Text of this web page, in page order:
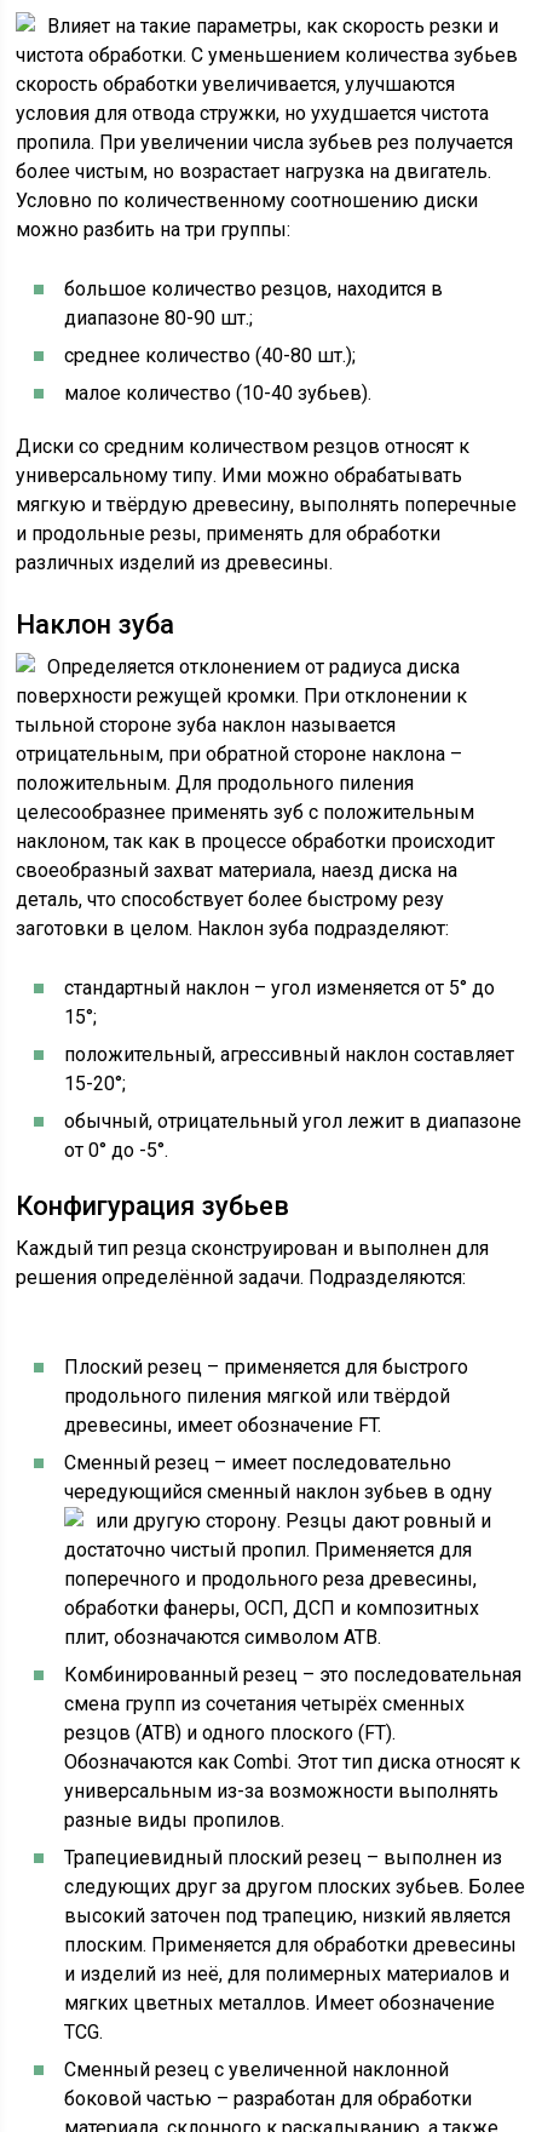
Влияет на такие параметры, как скорость резки и
чистота обработки. С уменьшением количества зубьев
скорость обработки увеличивается, улучшаются
условия для отвода стружки, но ухудшается чистота
пропила. При увеличении числа зубьев рез получается
более чистым, но возрастает нагрузка на двигатель.
Условно по количественному соотношению диски
можно разбить на три группы:
большое количество резцов, находится в
диапазоне 80-90 шт.;
среднее количество (40-80 шт.);
малое количество (10-40 зубьев).
Диски со средним количеством резцов относят к
универсальному типу. Ими можно обрабатывать
мягкую и твёрдую древесину, выполнять поперечные
и продольные резы, применять для обработки
различных изделий из древесины.
Наклон зуба
Определяется отклонением от радиуса диска
поверхности режущей кромки. При отклонении к
тыльной стороне зуба наклон называется
отрицательным, при обратной стороне наклона –
положительным. Для продольного пиления
целесообразнее применять зуб с положительным
наклоном, так как в процессе обработки происходит
своеобразный захват материала, наезд диска на
деталь, что способствует более быстрому резу
заготовки в целом. Наклон зуба подразделяют:
стандартный наклон – угол изменяется от 5° до
15°;
положительный, агрессивный наклон составляет
15-20°;
обычный, отрицательный угол лежит в диапазоне
от 0° до -5°.
Конфигурация зубьев
Каждый тип резца сконструирован и выполнен для
решения определённой задачи. Подразделяются:
Плоский резец – применяется для быстрого
продольного пиления мягкой или твёрдой
древесины, имеет обозначение FT.
Сменный резец – имеет последовательно
чередующийся сменный наклон зубьев в одну
илидругую сторону. Резцы дают ровный и
достаточно чистый пропил. Применяется для
поперечного и продольного реза древесины,
обработки фанеры, ОСП, ДСП и композитных
плит, обозначаются символом ATB.
Комбинированный резец – это последовательная
смена групп из сочетания четырёх сменных
резцов (ATB) и одного плоского (FT).
Обозначаются как Combi. Этот тип диска относят к
универсальным из-за возможности выполнять
разные виды пропилов.
Трапециевидный плоский резец – выполнен из
следующих друг за другом плоских зубьев. Более
высокий заточен под трапецию, низкий является
плоским. Применяется для обработки древесины
и изделий из неё, для полимерных материалов и
мягких цветных металлов. Имеет обозначение
TCG.
Сменный резец с увеличенной наклонной
боковой частью – разработан для обработки